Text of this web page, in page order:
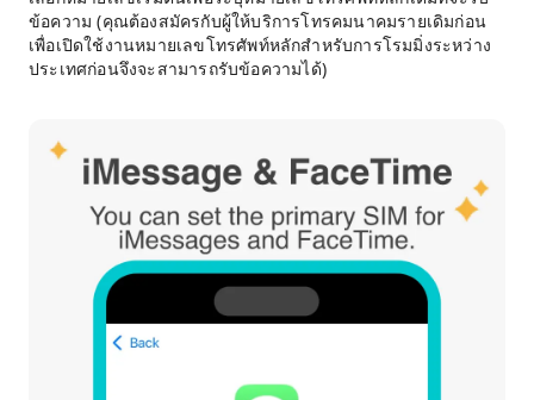
ข้อความ (คุณต้องสมัครกับผู้ให้บริการโทรคมนาคมรายเดิมก่อน
เพื่อเปิดใช้งานหมายเลขโทรศัพท์หลักสำหรับการโรมมิ่งระหว่าง
ประเทศก่อนจึงจะสามารถรับข้อความได้)